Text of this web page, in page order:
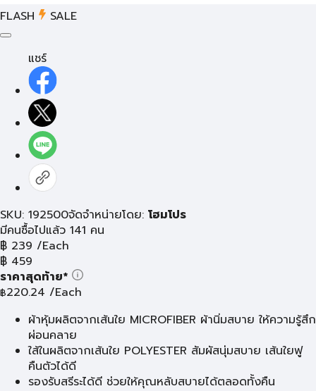
FLASH SALE
แชร์
SKU: 192500จัดจำหน่ายโดย: โฮมโปร
มีคนซื้อไปแล้ว 141 คน
฿ 239 /Each
฿ 459
ราคาสุดท้าย*
฿220.24 /Each
ผ้าหุ้มผลิตจากเส้นใย MICROFIBER ผ้านิ่มสบาย ให้ความรู้สึก
ผ่อนคลาย
ใส้ในผลิตจากเส้นใย POLYESTER สัมผัสนุ่มสบาย เส้นใยฟู
คืนตัวได้ดี
รองรับสรีระได้ดี ช่วยให้คุณหลับสบายได้ตลอดทั้งคืน